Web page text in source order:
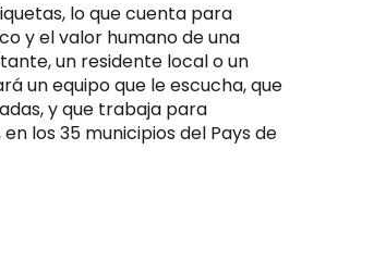
lo que cuenta para
y el valor humano de una
un residente local o un
un equipo que le escucha, que
y que trabaja para
los 35 municipios del Pays de